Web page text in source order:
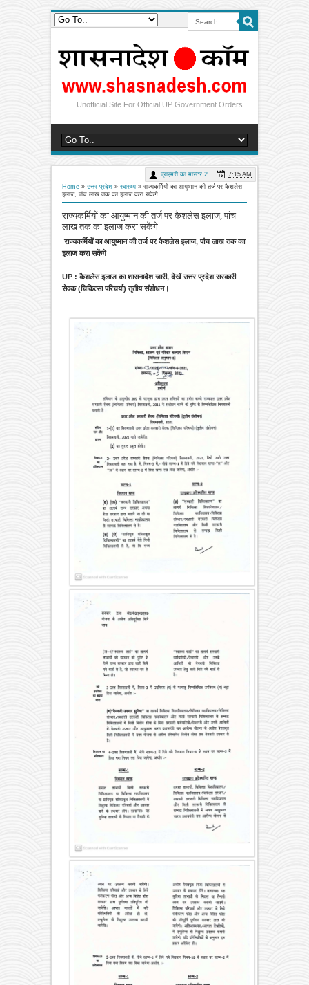
Unofficial Site For Official UP Government Orders
Home » उत्तर प्रदेश » स्वास्थ्य » राज्यकर्मियों का आयुष्मान की तर्ज पर कैशलेस
इलाज, पांच लाख तक का इलाज करा सकेंगे
राज्यकर्मियों का आयुष्मान की तर्ज पर कैशलेस इलाज, पांच
लाख तक का इलाज करा सकेंगे
प्राइमरी का मास्टर 2 7:15 AM
राज्यकर्मियों का आयुष्मान की तर्ज पर कैशलेस इलाज, पांच लाख तक का
इलाज करा सकेंगे
UP : कैशलेस इलाज का शासनादेश जारी, देखें उत्तर प्रदेश सरकारी
सेवक (चिकित्सा परिचर्या) तृतीय संशोधन।